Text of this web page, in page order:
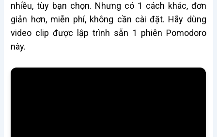
nhiều, tùy bạn chọn. Nhưng có 1 cách khác, đơn
giản hơn, miễn phí, không cần cài đặt. Hãy dùng
video clip được lập trình sẵn 1 phiên Pomodoro
này.